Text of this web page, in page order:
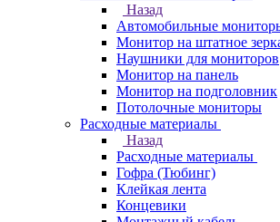
Назад
Автомобильные
Монитор на штатное
Наушники для мониторов
Монитор на панель
Монитор на подголовник
Потолочные мониторы
Расходные материалы
Назад
Расходные материалы
Гофра (Тюбинг)
Клейкая лента
Концевики